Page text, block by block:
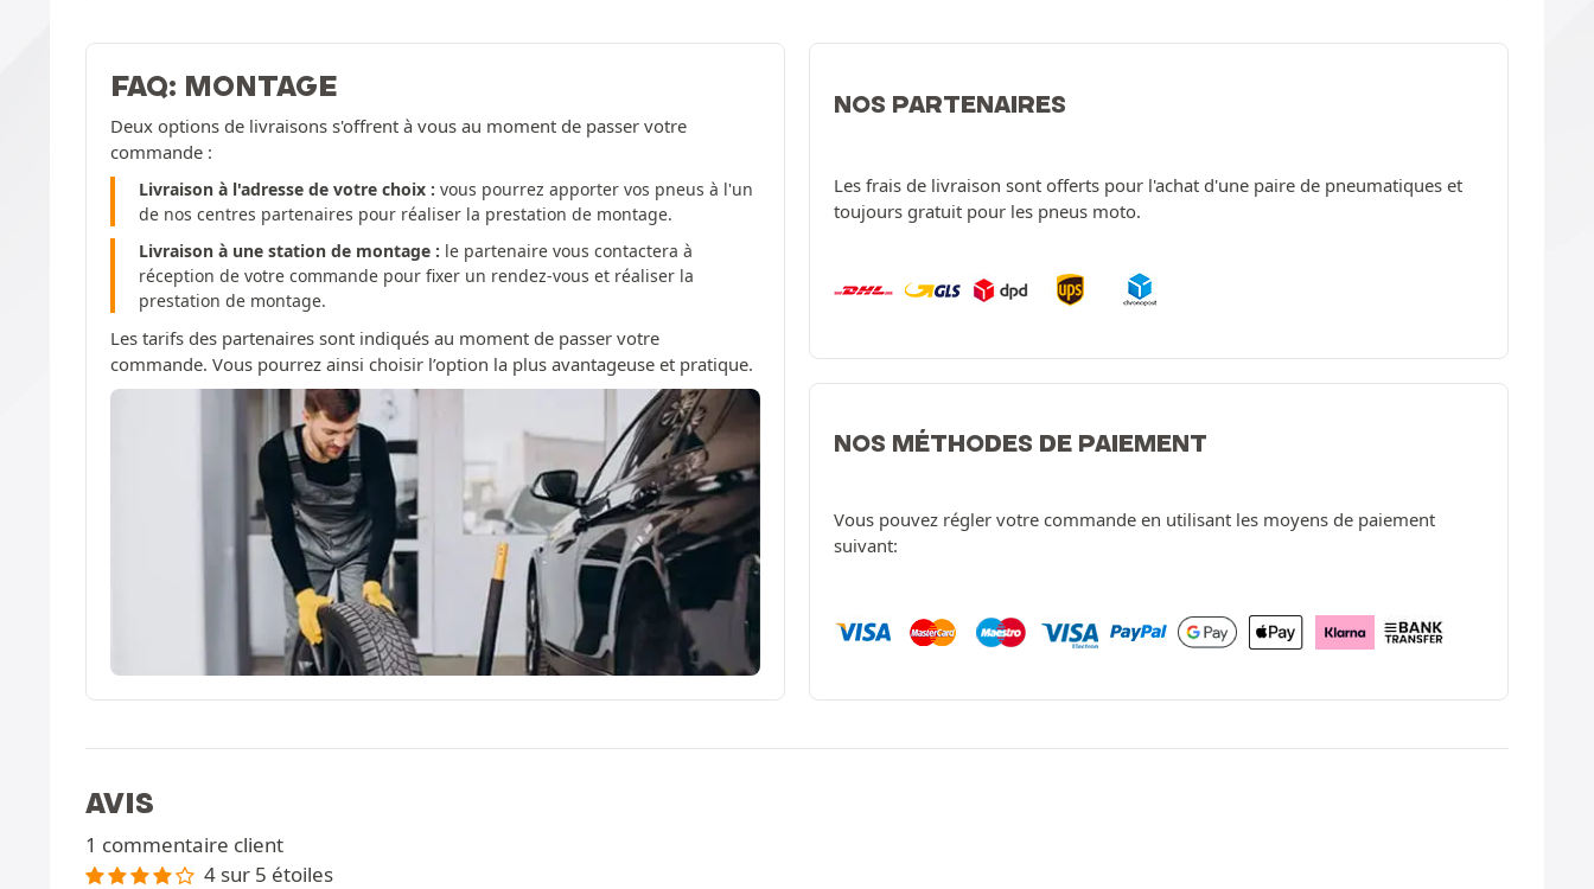
FAQ: MONTAGE
Deux options de livraisons s'offrent à vous au moment de passer votre
commande :
Livraison à l'adresse de votre choix : vous pourrez apporter vos pneus à l'un
de nos centres partenaires pour réaliser la prestation de montage.
Livraison à une station de montage : le partenaire vous contactera à
réception de votre commande pour fixer un rendez-vous et réaliser la
prestation de montage.
Les tarifs des partenaires sont indiqués au moment de passer votre
commande. Vous pourrez ainsi choisir l’option la plus avantageuse et pratique.
NOS PARTENAIRES
Les frais de livraison sont offerts pour l'achat d'une paire de pneumatiques et
toujours gratuit pour les pneus moto.
NOS MÉTHODES DE PAIEMENT
Vous pouvez régler votre commande en utilisant les moyens de paiement
suivant:
AVIS
1 commentaire client
4 sur 5 étoiles